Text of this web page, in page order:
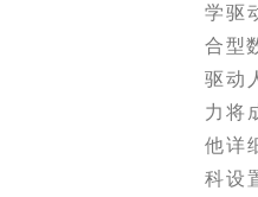
学驱
合型
驱动
力将
他详
科设